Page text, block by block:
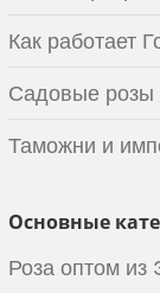
Как работает
Садовые розы
Таможни и
Основные
Роза оптом из